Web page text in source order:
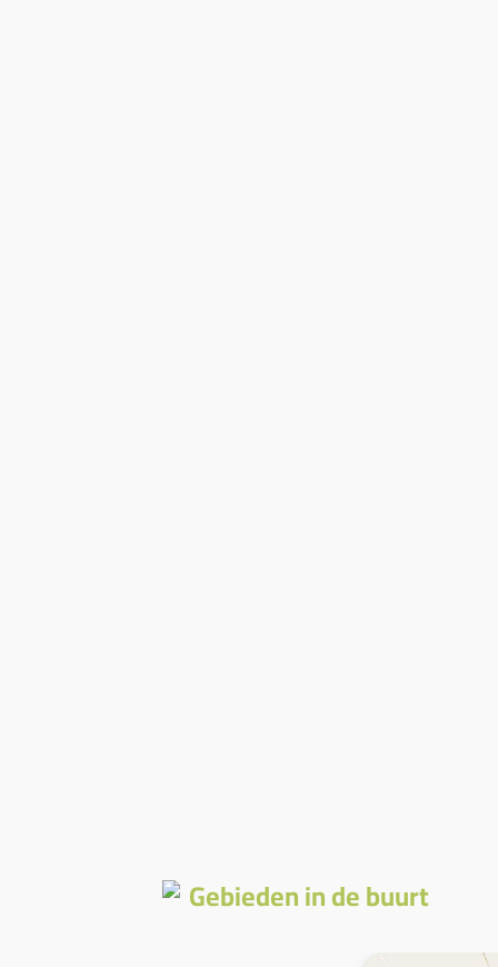
Gebieden in de buurt